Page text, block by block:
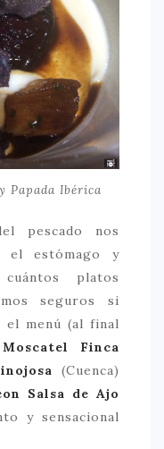
Papada Ibérica
pescado nos
el estómago y
platos
seguros si
el menú (al final
Moscatel Finca
(Cuenca)
Salsa de Ajo
y sensacional